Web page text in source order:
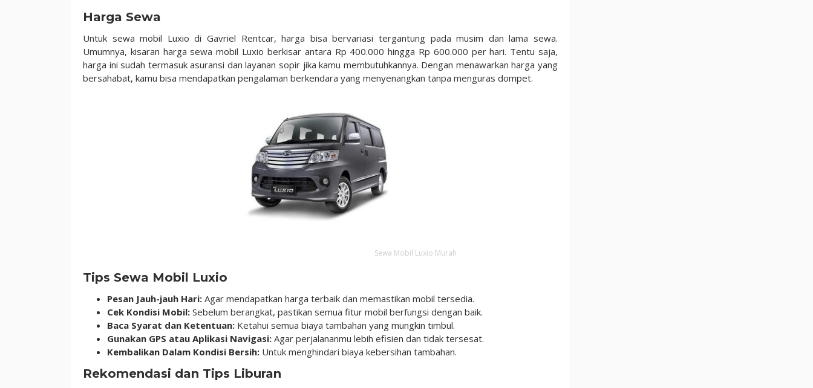
Harga Sewa
Untuk sewa mobil Luxio di Gavriel Rentcar, harga bisa bervariasi tergantung pada musim dan lama sewa.
Umumnya, kisaran harga sewa mobil Luxio berkisar antara Rp 400.000 hingga Rp 600.000 per hari. Tentu saja,
harga ini sudah termasuk asuransi dan layanan sopir jika kamu membutuhkannya. Dengan menawarkan harga yang
bersahabat, kamu bisa mendapatkan pengalaman berkendara yang menyenangkan tanpa menguras dompet.
Sewa Mobil Luxio Murah
Tips Sewa Mobil Luxio
Pesan Jauh-jauh Hari: Agar mendapatkan harga terbaik dan memastikan mobil tersedia.
Cek Kondisi Mobil: Sebelum berangkat, pastikan semua fitur mobil berfungsi dengan baik.
Baca Syarat dan Ketentuan: Ketahui semua biaya tambahan yang mungkin timbul.
Gunakan GPS atau Aplikasi Navigasi: Agar perjalananmu lebih efisien dan tidak tersesat.
Kembalikan Dalam Kondisi Bersih: Untuk menghindari biaya kebersihan tambahan.
Rekomendasi dan Tips Liburan